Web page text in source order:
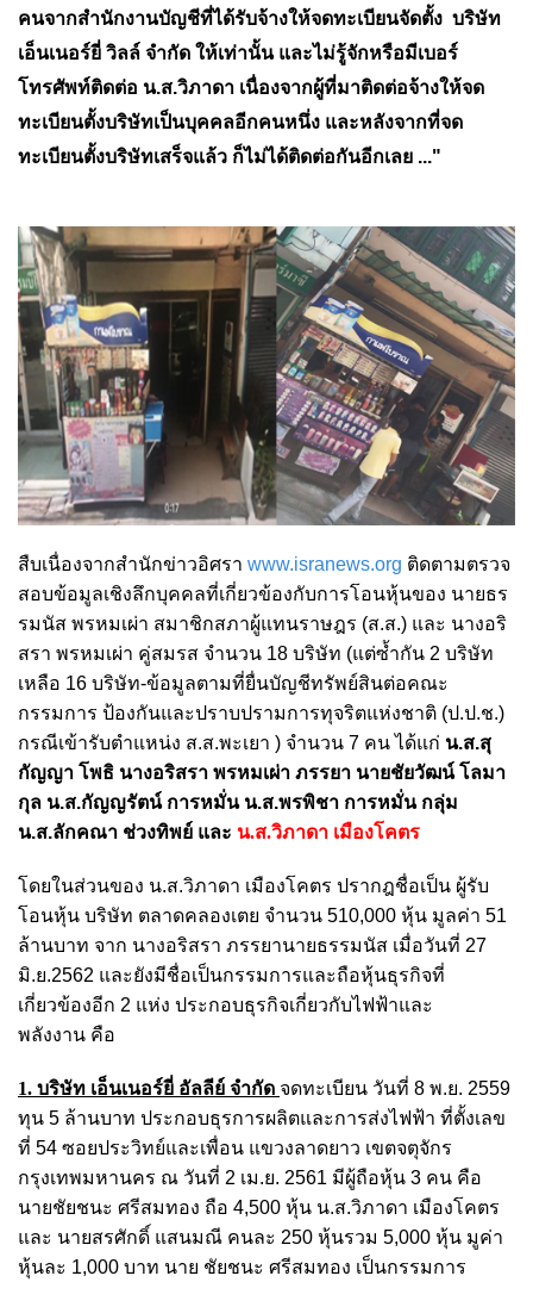
คนจากสำนักงานบัญชีที่ได้รับจ้างให้จดทะเบียนจัดตั้ง บริษัท
เอ็นเนอร์ยี่ วิลล์ จำกัด ให้เท่านั้น และไม่รู้จักหรือมีเบอร์
โทรศัพท์ติดต่อ น.ส.วิภาดา เนื่องจากผู้ที่มาติดต่อจ้างให้จด
ทะเบียนตั้งบริษัทเป็นบุคคลอีกคนหนึ่ง และหลังจากที่จด
ทะเบียนตั้งบริษัทเสร็จแล้ว ก็ไม่ได้ติดต่อกันอีกเลย ..."
สืบเนื่องจากสำนักข่าวอิศรา www.isranews.org ติดตามตรวจ
สอบข้อมูลเชิงลึกบุคคลที่เกี่ยวข้องกับการโอนหุ้นของ นายธร
รมนัส พรหมเผ่า สมาชิกสภาผู้แทนราษฎร (ส.ส.) และ นางอริ
สรา พรหมเผ่า คู่สมรส จำนวน 18 บริษัท (แต่ซ้ำกัน 2 บริษัท
เหลือ 16 บริษัท-ข้อมูลตามที่ยื่นบัญชีทรัพย์สินต่อคณะ
กรรมการ ป้องกันและปราบปรามการทุจริตแห่งชาติ (ป.ป.ช.)
กรณีเข้ารับตำแหน่ง ส.ส.พะเยา ) จำนวน 7 คน ได้แก่ น.ส.สุ
กัญญา โพธิ นางอริสรา พรหมเผ่า ภรรยา นายชัยวัฒน์ โลมา
กุล น.ส.กัญญรัตน์ การหมั่น น.ส.พรพิชา การหมั่น กลุ่ม
น.ส.ลักคณา ช่วงทิพย์ และ น.ส.วิภาดา เมืองโคตร
โดยในส่วนของ น.ส.วิภาดา เมืองโคตร ปรากฎชื่อเป็น ผู้รับ
โอนหุ้น บริษัท ตลาดคลองเตย จำนวน 510,000 หุ้น มูลค่า 51
ล้านบาท จาก นางอริสรา ภรรยานายธรรมนัส เมื่อวันที่ 27
มิ.ย.2562 และยังมีชื่อเป็นกรรมการและถือหุ้นธุรกิจที่
เกี่ยวข้องอีก 2 แห่ง ประกอบธุรกิจเกี่ยวกับไฟฟ้าและ
พลังงาน คือ
1. บริษัท เอ็นเนอร์ยี่ อัลลีย์ จำกัด จดทะเบียน วันที่ 8 พ.ย. 2559
ทุน 5 ล้านบาท ประกอบธุรการผลิตและการส่งไฟฟ้า ที่ตั้งเลข
ที่ 54 ซอยประวิทย์และเพื่อน แขวงลาดยาว เขตจตุจักร
กรุงเทพมหานคร ณ วันที่ 2 เม.ย. 2561 มีผู้ถือหุ้น 3 คน คือ
นายชัยชนะ ศรีสมทอง ถือ 4,500 หุ้น น.ส.วิภาดา เมืองโคตร
และ นายสรศักดิ์ แสนมณี คนละ 250 หุ้นรวม 5,000 หุ้น มูค่า
หุ้นละ 1,000 บาท นาย ชัยชนะ ศรีสมทอง เป็นกรรมการ